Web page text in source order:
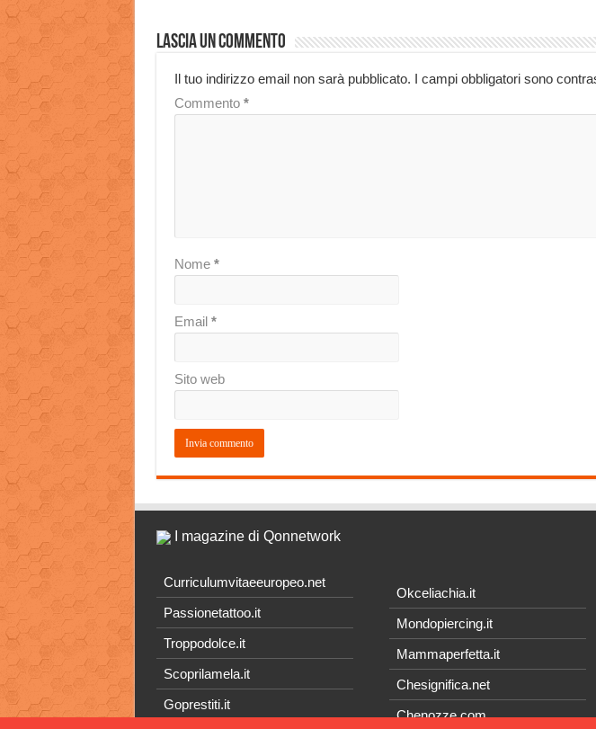
Lascia un commento
Il tuo indirizzo email non sarà pubblicato. I campi obbligatori sono
Commento *
Nome *
Email *
Sito web
I magazine di Qonnetwork
Curriculumvitaeeuropeo.net
Passionetattoo.it
Troppodolce.it
Scoprilamela.it
Goprestiti.it
Okceliachia.it
Mondopiercing.it
Mammaperfetta.it
Chesignifica.net
Chenozze.com